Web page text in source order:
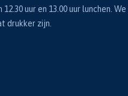
uur en 13.00 uur lunchen. We
drukker zijn.